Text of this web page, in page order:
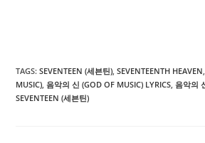
TAGS:SEVENTEEN (세븐틴), SEVENTEENTH HEAVEN,
MUSIC), 음악의 신 (GOD OF MUSIC) LYRICS, 음악의
SEVENTEEN (세븐틴)